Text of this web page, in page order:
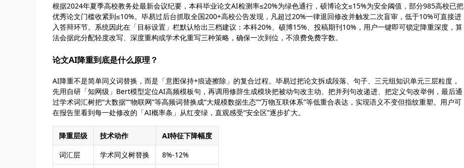
根据2024年夏季高校教务处最新会议纪要，本科毕业论文AI检测率≤20%为绿色通行，硕博论文≤15%为安全阈值，部分985高校已把
优秀论文门槛收紧到≤10%。毕易过后台抓取全国200+高校公告发现，凡超过20%一律退回修改并触发二次盲审，低于10%可直接进
入答辩环节。系统因此在「目标设置」栏默认给出三档建议：本科20%、硕博15%、投稿期刊10%，用户一键即可锁定降重深度，算
法会据此分配轻度改写、深度重构或学术化重写三种策略，确保一次到位，不浪费免费字数。
论文AI降重到底是什么原理？
AI降重不是简单同义词替换，而是「意图保持+痕迹擦除」的复合过程。毕易过把论文拆成段落、句子、三元组知识单元三层粒度，
先用自研「知网级」Bert模型定位AI高频模板句，再调用修辞生成模块把被动句改主动、把并列句改递进、把定义句改举例，最后通
过学术词汇树把“大数据”“物联网”等高频词替换成“大规模数据生态”“万物互联体系”等低重合表达，实现语义不变但指纹重塑。用户可
在报告里看到每一处修改的「AI概率条」从红变绿，直观感受“安全区”逐步扩大。
降重层级 技术动作
AI特征下降幅度
词汇层
学术同义树替换
8%-12%